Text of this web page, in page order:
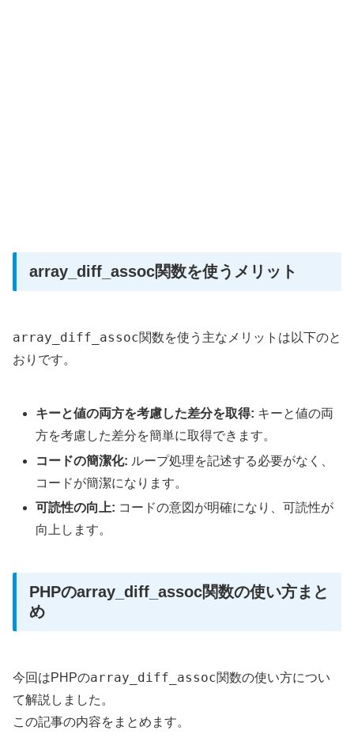
array_diff_assoc関数を使うメリット
array_diff_assoc関数を使う主なメリットは以下のと
おりです。
キーと値の両方を考慮した差分を取得: キーと値の両
方を考慮した差分を簡単に取得できます。
コードの簡潔化: ループ処理を記述する必要がなく、
コードが簡潔になります。
可読性の向上: コードの意図が明確になり、可読性が
向上します。
PHPのarray_diff_assoc関数の使い方まと
め
今回はPHPのarray_diff_assoc関数の使い方につい
て解説しました。
この記事の内容をまとめます。